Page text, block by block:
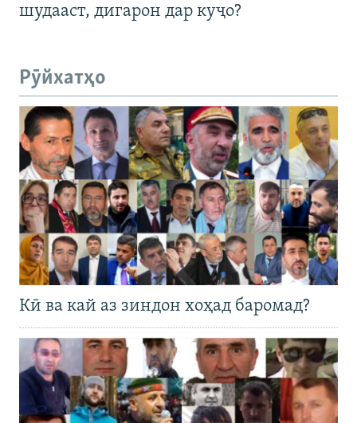
шудааст, дигарон дар куҷо?
Рӯйхатҳо
Кӣ ва кай аз зиндон хоҳад баромад?